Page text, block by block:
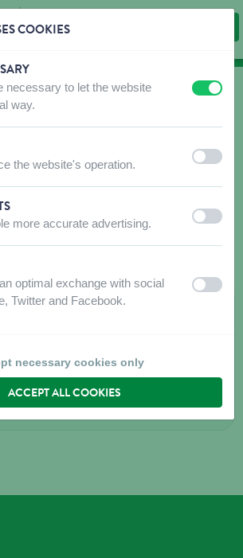
et facilement des débouchés
le(s) magasin(s) recommandé(s) avant
assurer que les produits que vous
Si ce n'est pas le cas, n'hésitez pas
le produit souhaité.
COOKIES
necessary to let the website
way.
off on
the website's operation. off on
more accurate advertising. off on
optimal exchange with social
Twitter and Facebook.
off on
necessary cookies only
ACCEPT ALL COOKIES